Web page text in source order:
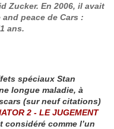
Zucker. En 2006, il avait
peace de Cars :
ans.
spéciaux Stan
longue maladie, à
(sur neuf citations)
2 - LE JUGEMENT
considéré comme l’un